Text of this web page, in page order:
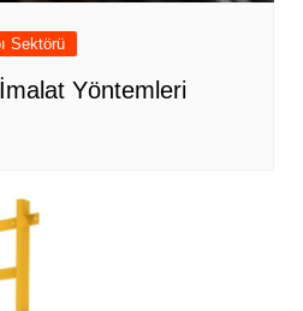
Sektörü
Yöntemleri